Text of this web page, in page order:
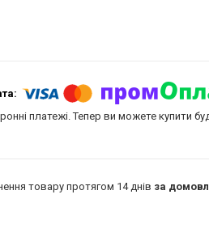
платежі. Тепер ви можете купити
товару протягом 14 днів за